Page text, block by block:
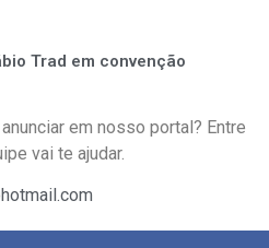
Trad em convenção
em nosso portal? Entre
vai te ajudar.